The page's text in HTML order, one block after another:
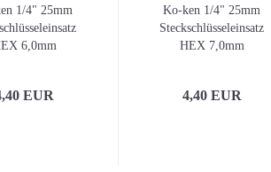
1/4" 25mm
6,0mm
EUR
Ko-ken 1/4" 25mm
Steckschlüsseleinsatz
HEX 7,0mm
4,40 EUR